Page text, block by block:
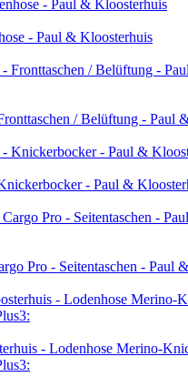
- Paul & Kloosterhuis
/ Belüftung - Paul
- Paul &
Pro - Seitentaschen - Paul
- Lodenhose Merino-